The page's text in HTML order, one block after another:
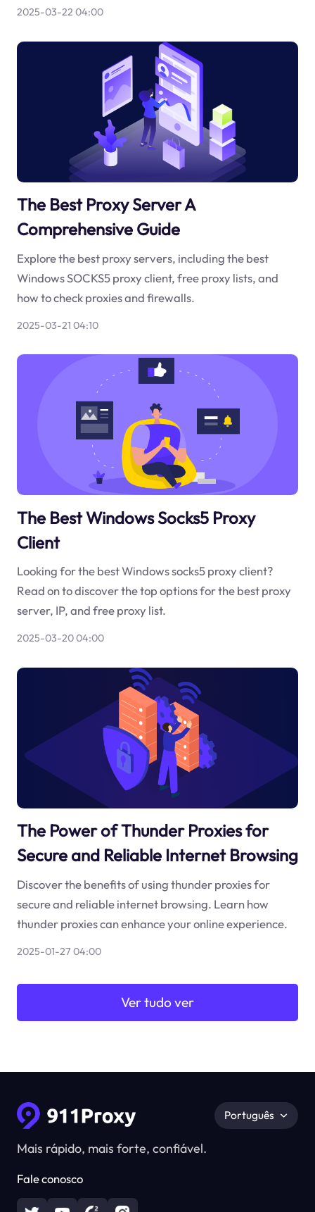
2025-03-22 04:00
The Best Proxy Server A
Comprehensive Guide
Explore the best proxy servers, including the best
Windows SOCKS5 proxy client, free proxy lists, and
how to check proxies and firewalls.
2025-03-21 04:10
The Best Windows Socks5 Proxy
Client
Looking for the best Windows socks5 proxy client?
Read on to discover the top options for the best proxy
server, IP, and free proxy list.
2025-03-20 04:00
The Power of Thunder Proxies for
Secure and Reliable Internet Browsing
Discover the benefits of using thunder proxies for
secure and reliable internet browsing. Learn how
thunder proxies can enhance your online experience.
2025-01-27 04:00
Ver tudo ver
Mais rápido, mais forte, confiável.
Fale conosco
Português